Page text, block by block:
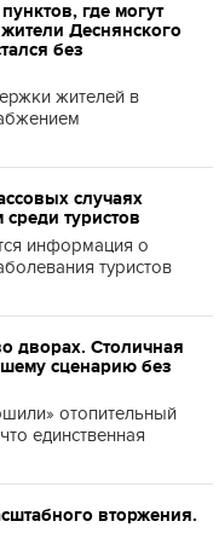
где могут
Деснянского
без
жителей в
случаях
туристов
информация о
туристов
дворах. Столичная
сценарию без
отопительный
единственная
вторжения.